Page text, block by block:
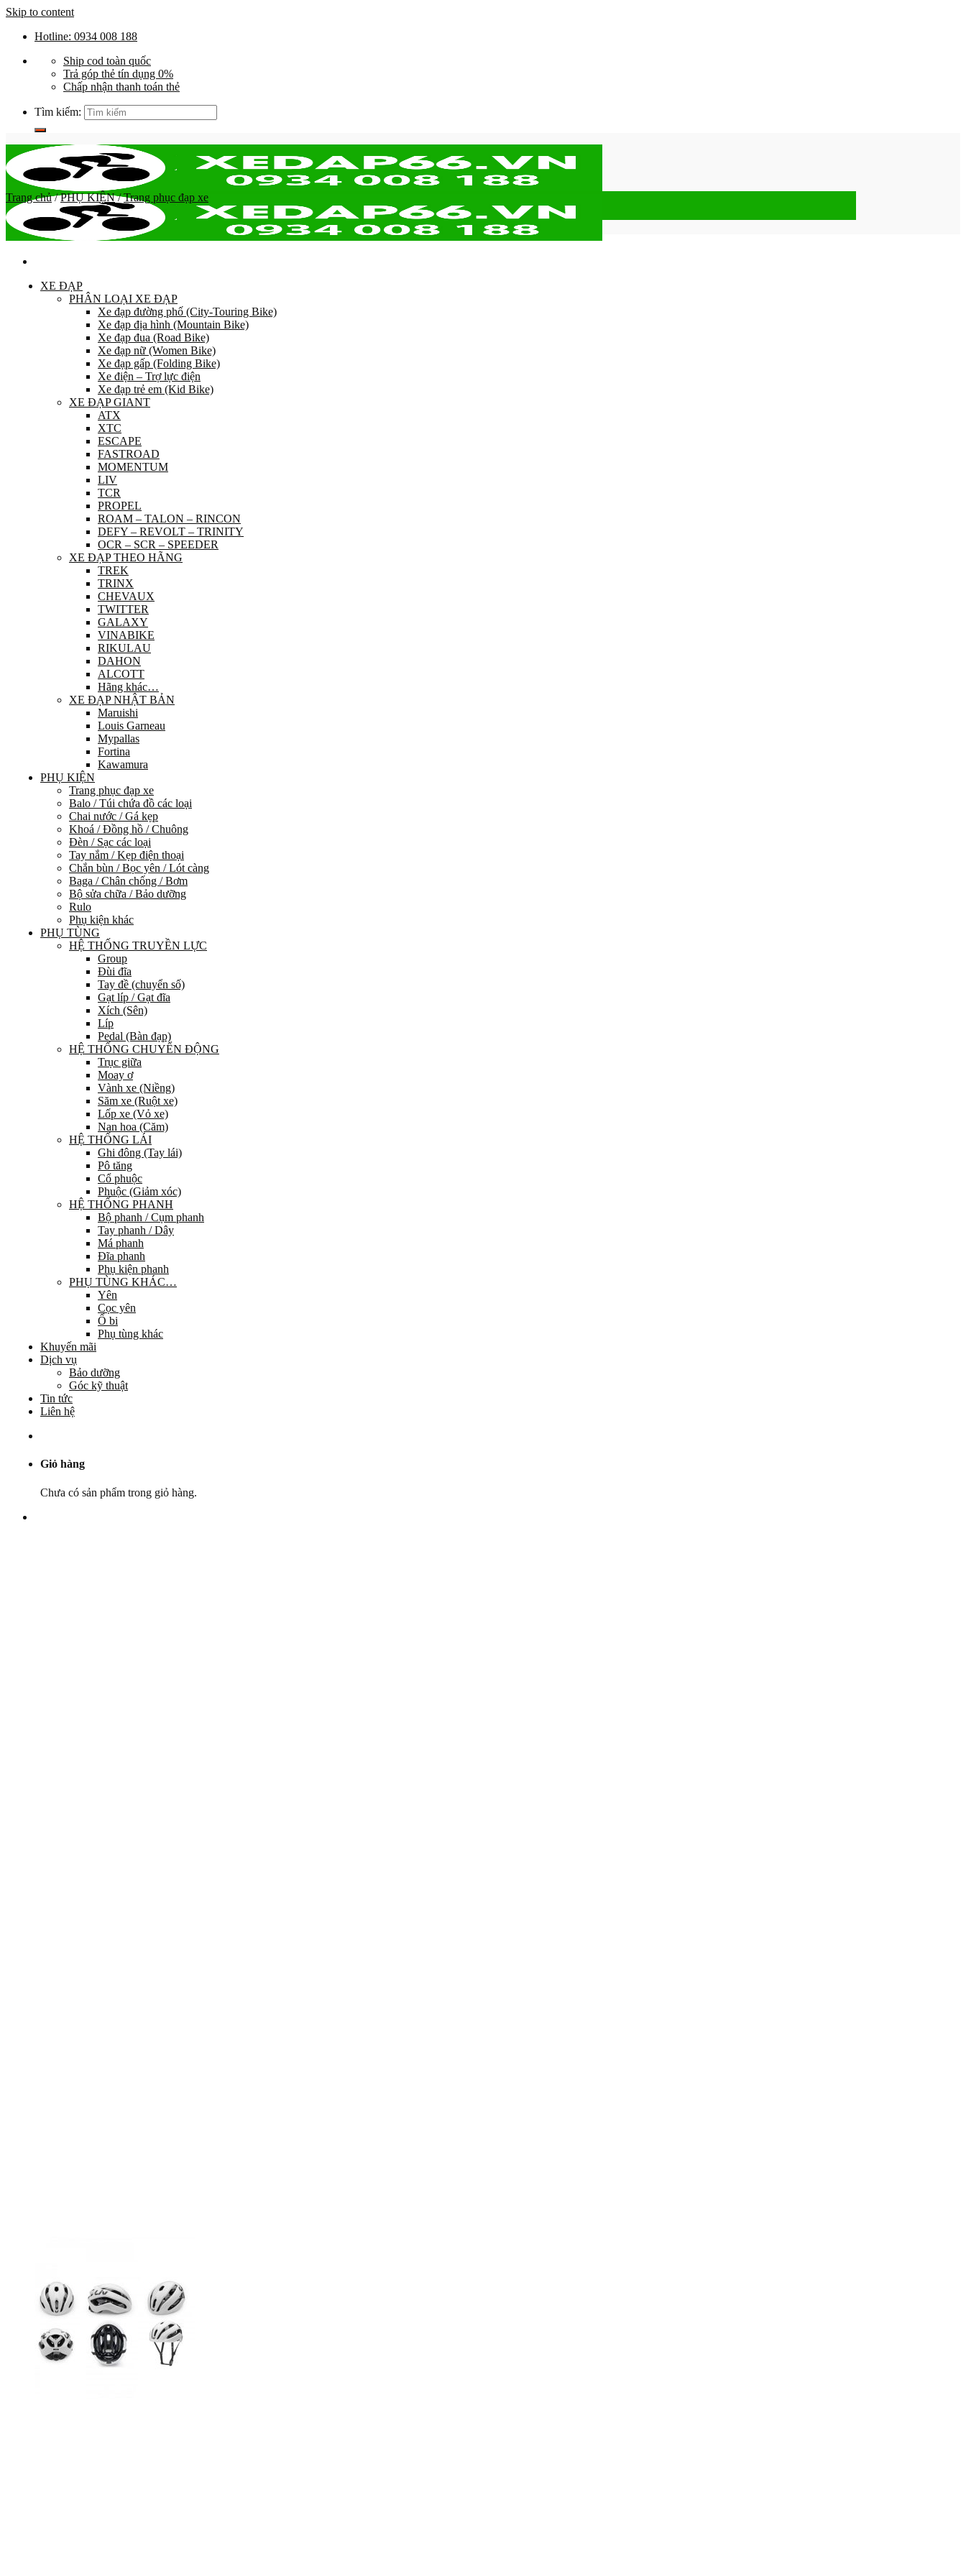
Skip to content
Hotline: 0934 008 188
Ship cod toàn quốc
Trả góp thẻ tín dụng 0%
Chấp nhận thanh toán thẻ
Tìm kiếm:
XE ĐẠP
PHÂN LOẠI XE ĐẠP
Xe đạp đường phố (City-Touring Bike)
Xe đạp địa hình (Mountain Bike)
Xe đạp đua (Road Bike)
Xe đạp nữ (Women Bike)
Xe đạp gấp (Folding Bike)
Xe điện – Trợ lực điện
Xe đạp trẻ em (Kid Bike)
XE ĐẠP GIANT
ATX
XTC
ESCAPE
FASTROAD
MOMENTUM
LIV
TCR
PROPEL
ROAM – TALON – RINCON
DEFY – REVOLT – TRINITY
OCR – SCR – SPEEDER
XE ĐẠP THEO HÃNG
TREK
TRINX
CHEVAUX
TWITTER
GALAXY
VINABIKE
RIKULAU
DAHON
ALCOTT
Hãng khác…
XE ĐẠP NHẬT BẢN
Maruishi
Louis Garneau
Mypallas
Fortina
Kawamura
PHỤ KIỆN
Trang phục đạp xe
Balo / Túi chứa đồ các loại
Chai nước / Gá kẹp
Khoá / Đồng hồ / Chuông
Đèn / Sạc các loại
Tay nắm / Kẹp điện thoại
Chắn bùn / Bọc yên / Lót càng
Baga / Chân chống / Bơm
Bộ sửa chữa / Bảo dưỡng
Rulo
Phụ kiện khác
PHỤ TÙNG
HỆ THỐNG TRUYỀN LỰC
Group
Đùi đĩa
Tay đề (chuyển số)
Gạt líp / Gạt đĩa
Xích (Sên)
Líp
Pedal (Bàn đạp)
HỆ THỐNG CHUYỂN ĐỘNG
Trục giữa
Moay ơ
Vành xe (Niềng)
Săm xe (Ruột xe)
Lốp xe (Vỏ xe)
Nan hoa (Căm)
HỆ THỐNG LÁI
Ghi đông (Tay lái)
Pô tăng
Cổ phuộc
Phuộc (Giảm xóc)
HỆ THỐNG PHANH
Bộ phanh / Cụm phanh
Tay phanh / Dây
Má phanh
Đĩa phanh
Phụ kiện phanh
PHỤ TÙNG KHÁC…
Yên
Cọc yên
Ổ bi
Phụ tùng khác
Khuyến mãi
Dịch vụ
Bảo dưỡng
Góc kỹ thuật
Tin tức
Liên hệ
Giỏ hàng
Chưa có sản phẩm trong giỏ hàng.
Trang chủ / PHỤ KIỆN / Trang phục đạp xe